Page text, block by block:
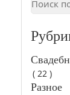
( 22 )
Разное